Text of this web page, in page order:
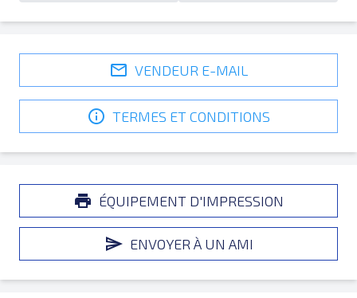
VENDEUR E-MAIL
TERMES ET CONDITIONS
ÉQUIPEMENT D'IMPRESSION
ENVOYER À UN AMI